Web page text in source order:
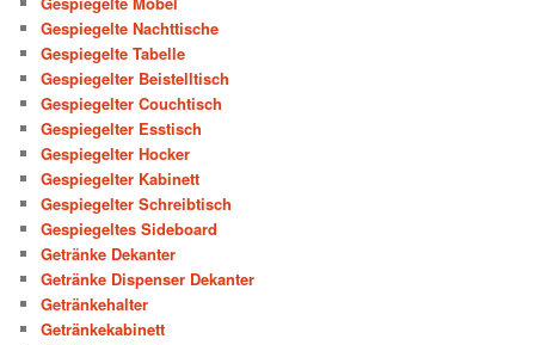
Gespiegelte Nachttische
Gespiegelte Tabelle
Gespiegelter Beistelltisch
Gespiegelter Couchtisch
Gespiegelter Esstisch
Gespiegelter Hocker
Gespiegelter Kabinett
Gespiegelter Schreibtisch
Gespiegeltes Sideboard
Getränke Dekanter
Getränke Dispenser Dekanter
Getränkehalter
Getränkekabinett